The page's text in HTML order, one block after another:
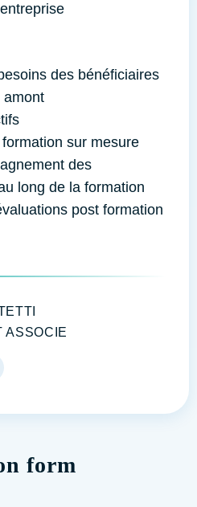
des bénéficiaires
amont
sur mesure
des
long de la formation
post formation
ASSOCIE
form